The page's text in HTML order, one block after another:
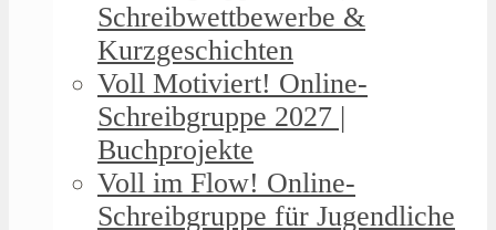
Schreibwettbewerbe &
Kurzgeschichten
Voll Motiviert! Online-
Schreibgruppe 2027 |
Buchprojekte
Voll im Flow! Online-
Schreibgruppe für Jugendliche